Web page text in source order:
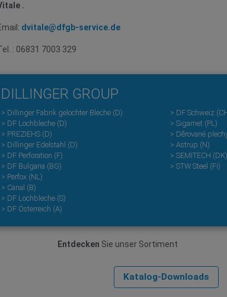
.
dvitale@dfgb-service.de
: 06831 7003 329
DILLINGER GROUP
> Dillinger Fabrik gelochter Bleche (D)
> DF Lochbleche (D)
> PREZIEHS (D)
> Dillinger Edelstahl (D)
> DF Perforation (F)
> DF Bulgaria (BG)
> Perfox (NL)
> Canal (B)
> DF Lochbleche (S)
> DF Österreich (A)
> DF Schweiz
> Sigamet (PL)
> Dĕrované
> Astrup (N)
> SEMITECH (DK)
> STW Steel (Fi)
Entdecken Sie unser Sortiment
Katalog-Downloads